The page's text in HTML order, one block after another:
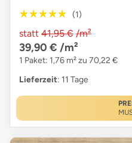
★★★★★
★★★★★ (1)
statt 41,95 € /m²
39,90 € /m²
1 Paket: 1,76 m² zu 70,22 €
Lieferzeit: 11 Tage